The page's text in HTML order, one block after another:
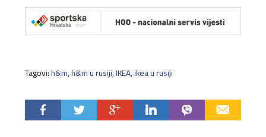
Tagovi:h&m,h&m u rusiji,IKEA,ikea u rusiji